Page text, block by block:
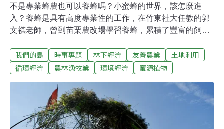
不是專業蜂農也可以養蜂嗎？小蜜蜂的世界，該怎麼進
入？養蜂是具有高度專業性的工作，在竹東社大任教的郭
文祺老師，曾到苗栗農改場學習養蜂，累積了豐富的飼養
到名，於是他開始在竹東社大開設養蜂課，讓一般人也有
機會了解養蜂技術。一開始他是為了填滿農閒時間而養
得。2006年底開始，國際間發生蜜蜂大量消失的事件，學
者發現類尼古丁農藥，例如益達胺，會嚴重影響蜜蜂的記
憶，使牠們無法回巢。2019年夏天，南投埔里發生蜜蜂大
量暴斃，也與農藥有關。郭文祺說，透過養蜂，關心蜜蜂
我們的島 時事專題 林下經濟 友善農業
土地利用
循環經濟
農林漁牧業 環境經濟 蜜源植物